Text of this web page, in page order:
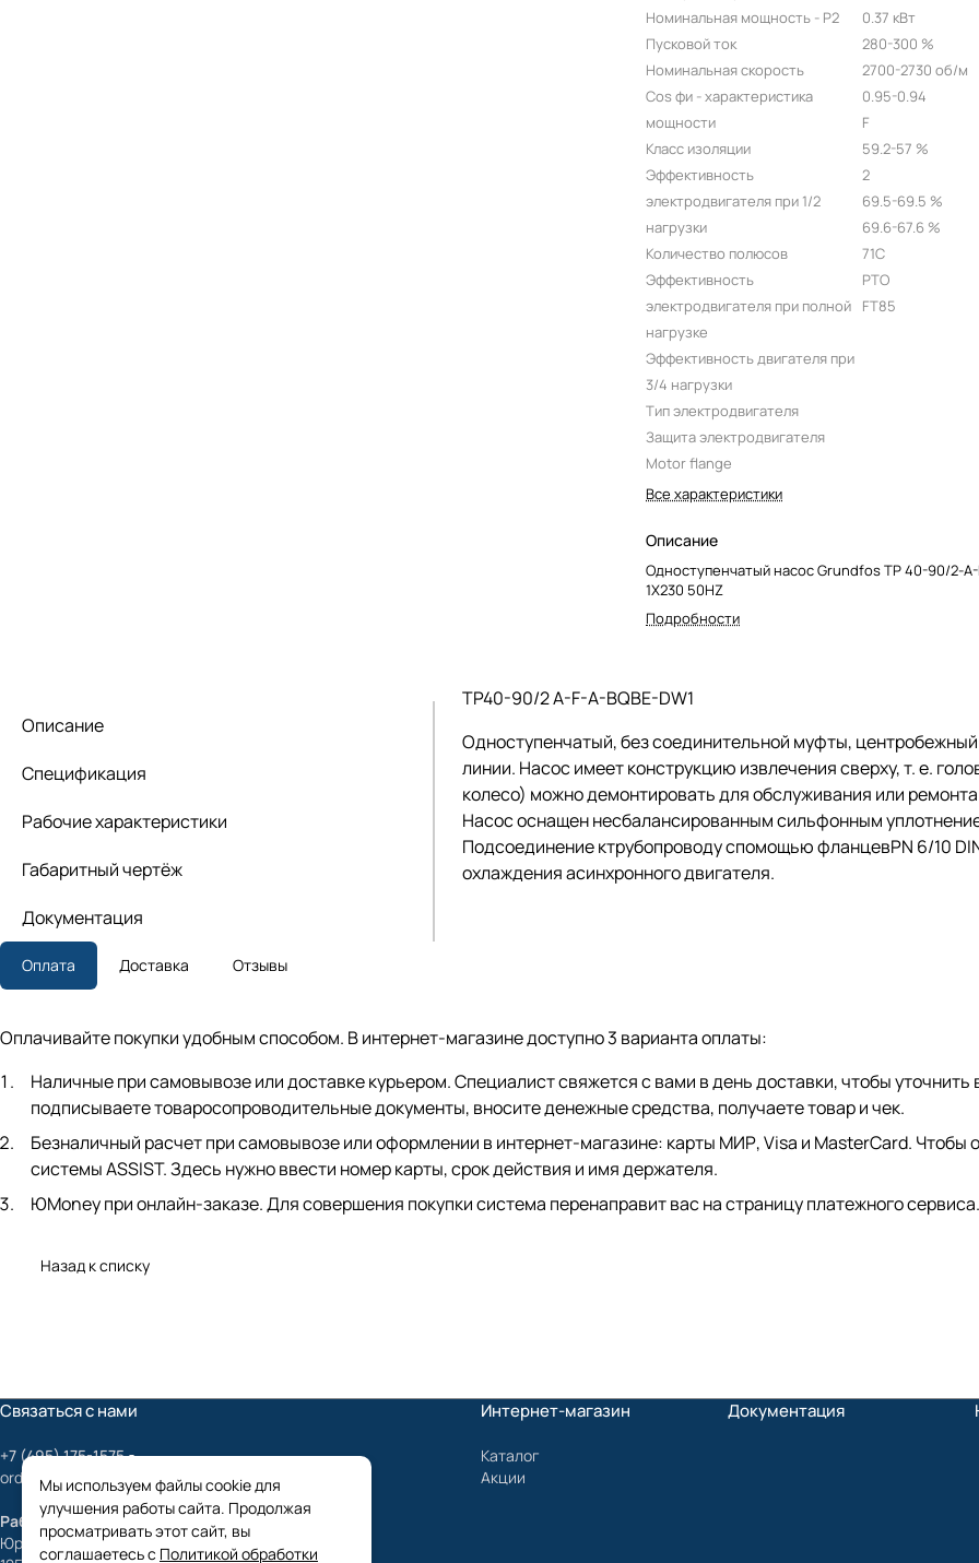
Номинальная мощность - P2
Пусковой ток
Номинальная скорость
Cos фи - характеристика
мощности
Класс изоляции
Эффективность
электродвигателя при 1/2
нагрузки
Количество полюсов
Эффективность
электродвигателя при полной
нагрузке
Эффективность двигателя при
3/4 нагрузки
Тип электродвигателя
Защита электродвигателя
Motor flange
0.37 кВт
280-300 %
2700-2730 об/м
0.95-0.94
F
59.2-57 %
2
69.5-69.5 %
69.6-67.6 %
71C
PTO
FT85
Все характеристики
Описание
Одноступенчатый насос Grundfos TP 40-90/2-A-
1X230 50HZ
Подробности
Описание
Спецификация
Рабочие характеристики
Габаритный чертёж
Документация
TP40-90/2 A-F-A-BQBE-DW1
Одноступенчатый, без соединительной муфты,
линии. Насос имеет конструкцию извлечения сверху,т. е.
колесо) можно демонтировать для обслуживания или
Насос оснащен несбалансированным сильфонным
Подсоединение ктрубопроводу спомощью фланцевPN 6/10
охлаждения асинхронного двигателя.
Оплата Доставка Отзывы
Оплачивайте покупки удобным способом. В интернет-магазине доступно 3 варианта оплаты:
Наличные при самовывозе или доставке курьером. Специалист свяжется с вами в день доставки, чтобы
подписываете товаросопроводительные документы, вносите денежные средства, получаете товар и чек.
Безналичный расчет при самовывозе или оформлении в интернет-магазине: карты МИР, Visa и MasterCard. Чтобы
системы ASSIST. Здесь нужно ввести номер карты, срок действия и имя держателя.
ЮMoney при онлайн-заказе. Для совершения покупки система перенаправит вас на страницу платежного
Назад к списку
Связаться с нами
+7 (495) 175-1575
order@mygrundfos.ru
Работаем только с юридическими лицами
Юридический адрес:
Интернет-магазин
Каталог
Акции
Документация
Мы используем файлы cookie для
улучшения работы сайта. Продолжая
просматривать этот сайт, вы
соглашаетесь с Политикой обработки